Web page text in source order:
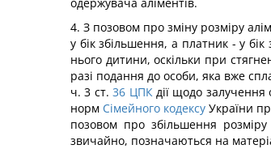
4. З позовом про зміну розміру
у бік збільшення, а платник - у
нього дитини, оскільки при
разі подання до особи, яка вже
ч. 3 ст. 36 ЦПКдії щодо залучення
норм Сімейного кодексу України
позовом про збільшення
звичайно, позначаються на